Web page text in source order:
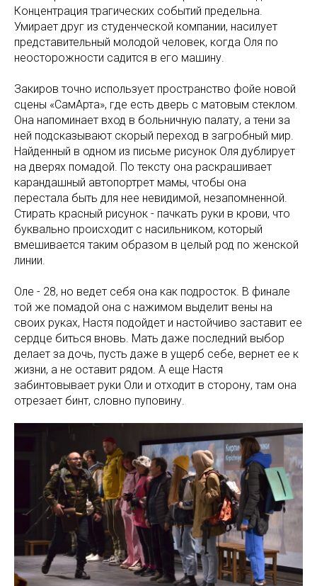
Концентрация трагических событий предельна.
Умирает друг из студенческой компании, насилует
представительный молодой человек, когда Оля по
неосторожности садится в его машину.
Закиров точно использует пространство фойе новой
сцены «СамАрта», где есть дверь с матовым стеклом.
Она напоминает вход в больничную палату, а тени за
ней подсказывают скорый переход в загробный мир.
Найденный в одном из письме рисунок Оля дублирует
на дверях помадой. По тексту она раскрашивает
карандашный автопортрет мамы, чтобы она
перестала быть для нее невидимой, незапомненной.
Стирать красный рисунок - пачкать руки в крови, что
буквально происходит с насильником, который
вмешивается таким образом в целый род по женской
линии.
Оле - 28, но ведет себя она как подросток. В финале
той же помадой она с нажимом выделит вены на
своих руках, Настя подойдет и настойчиво заставит ее
сердце биться вновь. Мать даже последний выбор
делает за дочь, пусть даже в ущерб себе, вернет ее к
жизни, а не оставит рядом. А еще Настя
забинтовывает руки Оли и отходит в сторону, там она
отрезает бинт, словно пуповину.